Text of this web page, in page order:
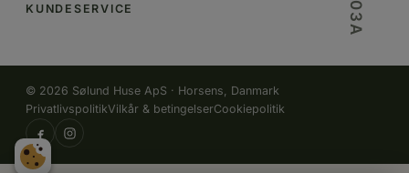
KUNDESERVICE
© 2026 Sølund Huse ApS · Horsens, Danmark
PrivatlivspolitikVilkår & betingelserCookiepolitik